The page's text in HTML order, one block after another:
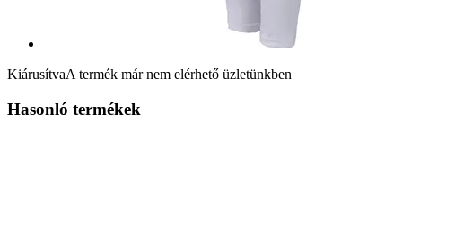
KiárusítvaA termék már nem elérhető üzletünkben
Hasonló termékek